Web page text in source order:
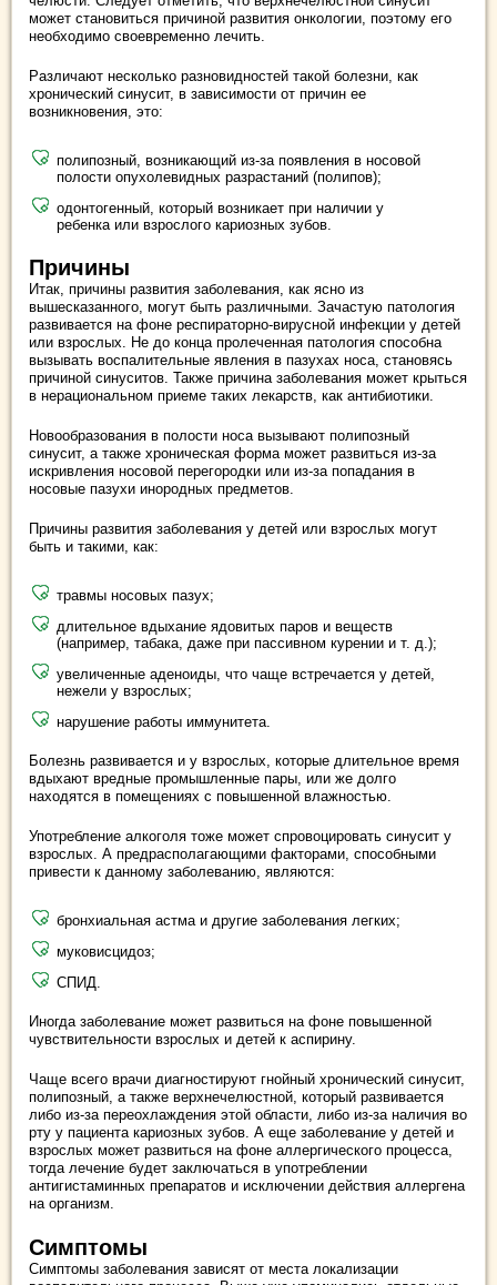
может становиться причиной развития онкологии, поэтому его
необходимо своевременно лечить.
Различают несколько разновидностей такой болезни, как
хронический синусит, в зависимости от причин ее
возникновения, это:
полипозный, возникающий из-за появления в носовой
полости опухолевидных разрастаний (полипов);
одонтогенный, который возникает при наличии у
ребенка или взрослого кариозных зубов.
Причины
Итак, причины развития заболевания, как ясно из
вышесказанного, могут быть различными. Зачастую патология
развивается на фоне респираторно-вирусной инфекции у детей
или взрослых. Не до конца пролеченная патология способна
вызывать воспалительные явления в пазухах носа, становясь
причиной синуситов. Также причина заболевания может крыться
в нерациональном приеме таких лекарств, как антибиотики.
Новообразования в полости носа вызывают полипозный
синусит, а также хроническая форма может развиться из-за
искривления носовой перегородки или из-за попадания в
носовые пазухи инородных предметов.
Причины развития заболевания у детей или взрослых могут
быть и такими, как:
травмы носовых пазух;
длительное вдыхание ядовитых паров и веществ
(например, табака, даже при пассивном курении и т. д.);
увеличенные аденоиды, что чаще встречается у детей,
нежели у взрослых;
нарушение работы иммунитета.
Болезнь развивается и у взрослых, которые длительное время
вдыхают вредные промышленные пары, или же долго
находятся в помещениях с повышенной влажностью.
Употребление алкоголя тоже может спровоцировать синусит у
взрослых. А предрасполагающими факторами, способными
привести к данному заболеванию, являются:
бронхиальная астма и другие заболевания легких;
муковисцидоз;
СПИД.
Иногда заболевание может развиться на фоне повышенной
чувствительности взрослых и детей к аспирину.
Чаще всего врачи диагностируют гнойный хронический синусит,
полипозный, а также верхнечелюстной, который развивается
либо из-за переохлаждения этой области, либо из-за наличия во
рту у пациента кариозных зубов. А еще заболевание у детей и
взрослых может развиться на фоне аллергического процесса,
тогда лечение будет заключаться в употреблении
антигистаминных препаратов и исключении действия аллергена
на организм.
Симптомы
Симптомы заболевания зависят от места локализации